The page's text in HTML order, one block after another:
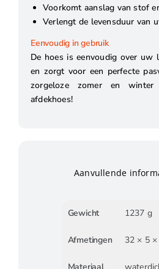
Voorkomt aanslag van stof
Verlengt de levensduur van
Eenvoudig in gebruik
De hoes is eenvoudig over uw
en zorgt voor een perfecte
zorgeloze zomer en
afdekhoes!
Aanvullende
Gewicht 1237 g
Afmetingen 32 × 5
Materiaal